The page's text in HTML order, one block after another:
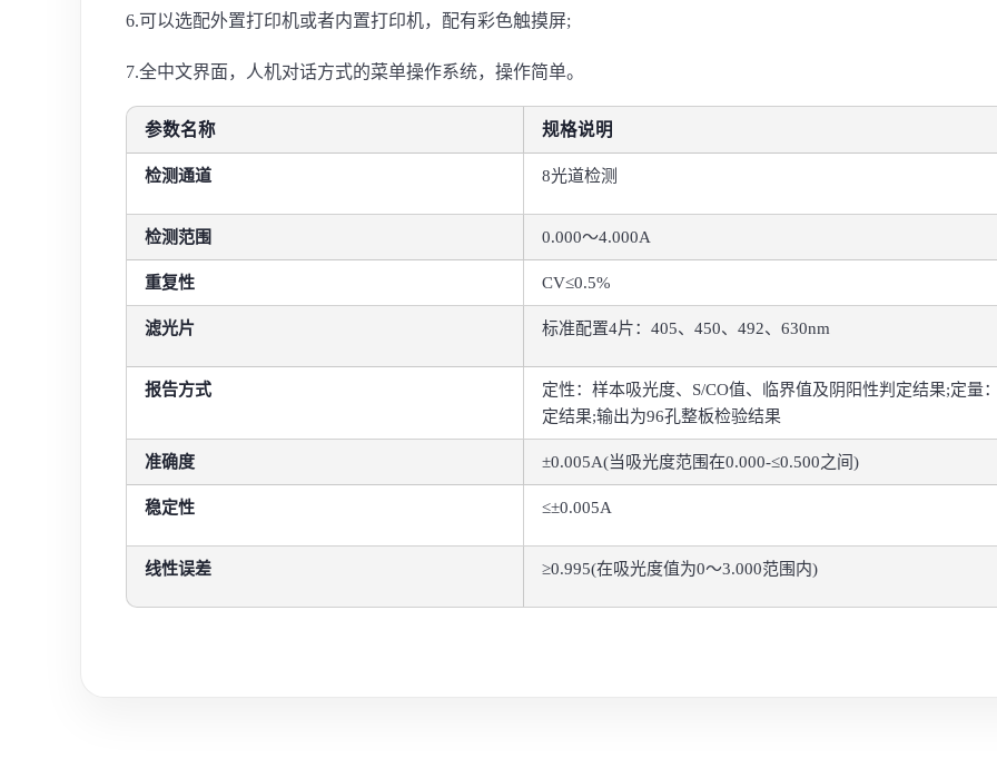
6.可以选配外置打印机或者内置打印机，配有彩色触摸屏;
7.全中文界面，人机对话方式的菜单操作系统，操作简单。
参数名称 规格说明
检测通道 8光道检测
检测范围 0.000～4.000A
重复性 CV≤0.5%
滤光片 标准配置4片：405、450、492、630nm
报告方式
定性：样本吸光度、S/CO值、临界值及阴阳性判定结果;定
定结果;输出为96孔整板检验结果
准确度 ±0.005A(当吸光度范围在0.000-≤0.500之间)
稳定性 ≤±0.005A
线性误差 ≥0.995(在吸光度值为0～3.000范围内)